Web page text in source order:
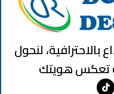
بالاحترافية، لنحول
تعكس هويتك